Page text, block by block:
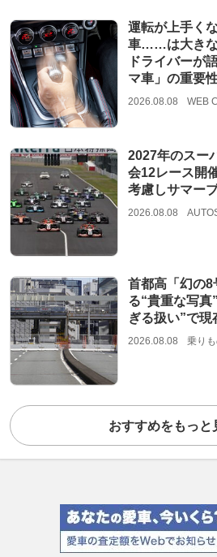
運転が上手く
車……は大き
ドライバーが
マ車」の重要
2026.08.08 WEB
2027年のスー
会12レース開
考慮しサマー
2026.08.08
首都高「幻の8
る“貴重な写真
ぎる扱い”で
2026.08.08 乗り
おすすめをもっと